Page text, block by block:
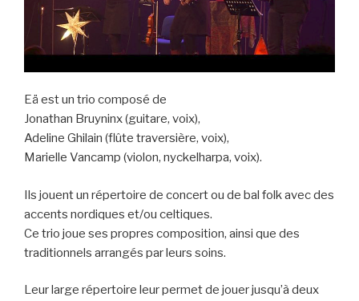
Eä est un trio composé de
Jonathan Bruyninx (guitare, voix),
Adeline Ghilain (flûte traversière, voix),
Marielle Vancamp (violon, nyckelharpa, voix).
Ils jouent un répertoire de concert ou de bal folk avec des
accents nordiques et/ou celtiques.
Ce trio joue ses propres composition, ainsi que des
traditionnels arrangés par leurs soins.
Leur large répertoire leur permet de jouer jusqu’à deux